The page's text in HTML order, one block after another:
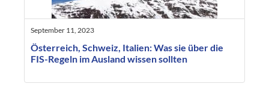
September 11, 2023
Österreich, Schweiz, Italien: Was sie über die
FIS-Regeln im Ausland wissen sollten